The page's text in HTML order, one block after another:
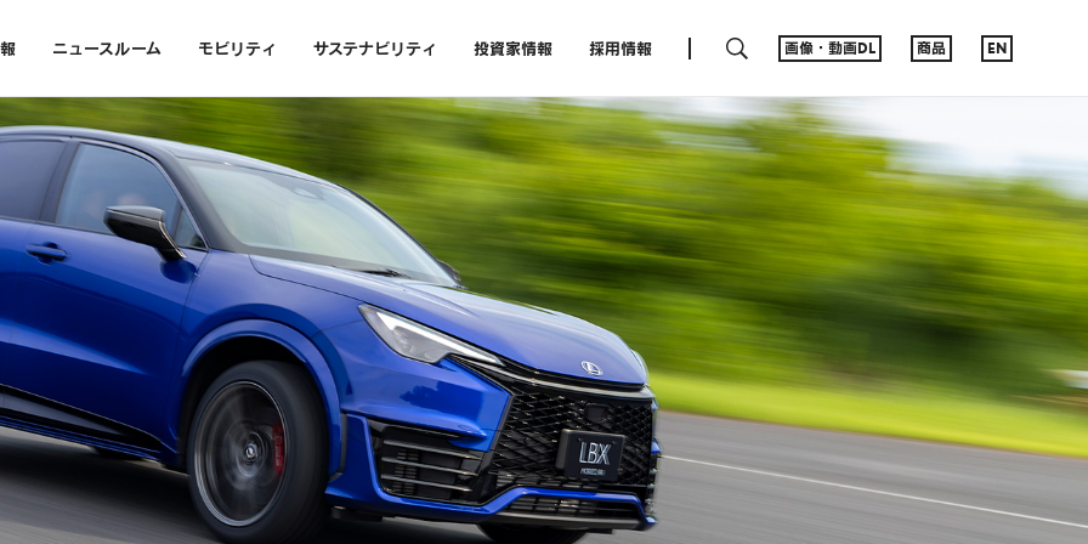
ニュースルーム モビリティ サステナビリティ 投資家情報 採用情報 SEARCH画像・動画DL 商品 EN